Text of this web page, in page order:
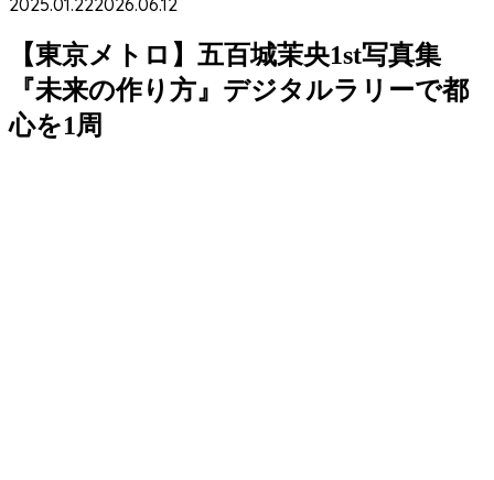
2025.01.222026.06.12
【東京メトロ】五百城茉央1st写真集
『未来の作り方』デジタルラリーで都
心を1周